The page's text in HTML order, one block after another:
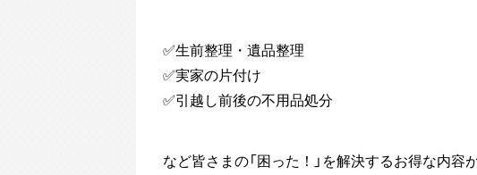
✅生前整理・遺品整理
✅実家の片付け
✅引越し前後の不用品処分
など皆さまの「困った！」を解決するお得な内容